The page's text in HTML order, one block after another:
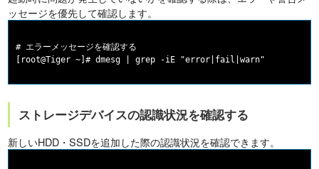
ッセージを優先して確認します。
# エラーメッセージを確認する
ストレージデバイスの認識状況を確認する
新しいHDD・SSDを追加した際の認識状況を確認できます。